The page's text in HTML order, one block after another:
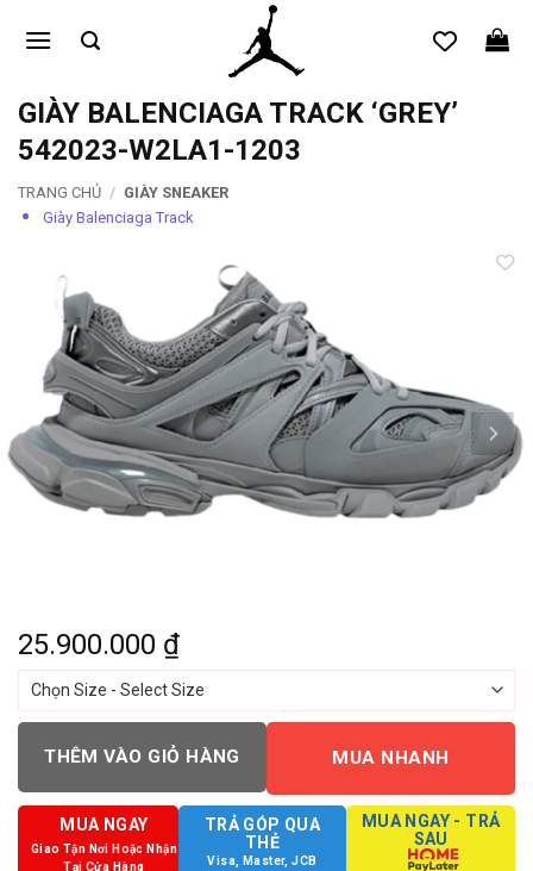
qua
dungGIÀY BALENCIAGA TRACK ‘GREY’
542023-W2LA1-1203
TRANG CHỦ / GIÀY SNEAKER
Giày Balenciaga Track
25.900.000 ₫
THÊM VÀO GIỎ HÀNG MUA NHANH
MUA NGAY
Giao Tận Nơi Hoặc Nhận
Tại Cửa Hàng
TRẢ GÓP QUA
THẺ
Visa, Master, JCB
MUA NGAY - TRẢ
SAU